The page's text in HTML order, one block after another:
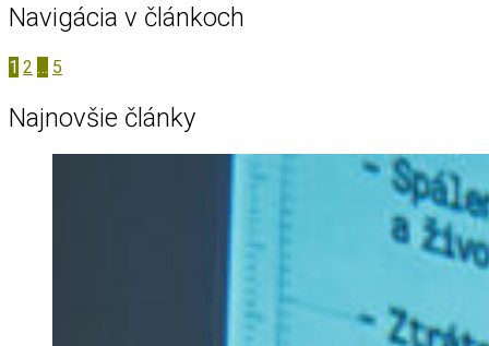
Navigácia v článkoch
1 2 … 5
Najnovšie články